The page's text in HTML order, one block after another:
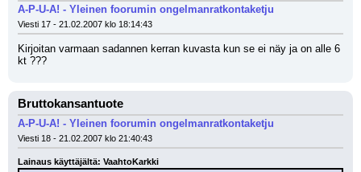
A-P-U-A! - Yleinen foorumin ongelmanratkontaketju
Viesti 17 - 21.02.2007 klo 18:14:43
Kirjoitan varmaan sadannen kerran kuvasta kun se ei näy ja on alle 6
kt ???
Bruttokansantuote
A-P-U-A! - Yleinen foorumin ongelmanratkontaketju
Viesti 18 - 21.02.2007 klo 21:40:43
Lainaus käyttäjältä: VaahtoKarkki